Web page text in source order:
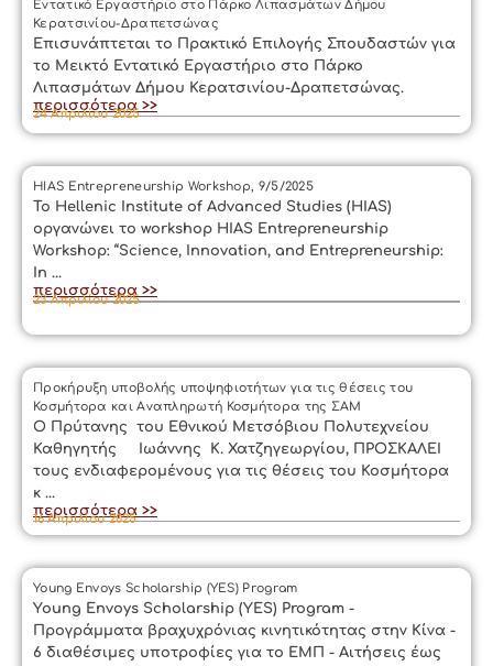
Εντατικό Εργαστήριο στο Πάρκο Λιπασμάτων Δήμου
Κερατσινίου-Δραπετσώνας
Επισυνάπτεται το Πρακτικό Επιλογής Σπουδαστών για
το Μεικτό Εντατικό Εργαστήριο στο Πάρκο
Λιπασμάτων Δήμου Κερατσινίου-Δραπετσώνας.
περισσότερα >>
24 Απριλίου 2025
HIAS Entrepreneurship Workshop, 9/5/2025
Το Hellenic Institute of Advanced Studies (HIAS)
οργανώνει το workshop HIAS Entrepreneurship
Workshop: “Science, Innovation, and Entrepreneurship:
In ...
περισσότερα >>
23 Απριλίου 2025
Προκήρυξη υποβολής υποψηφιοτήτων για τις θέσεις του
Κοσμήτορα και Αναπληρωτή Κοσμήτορα της ΣΑΜ
Ο Πρύτανης του Εθνικού Μετσόβιου Πολυτεχνείου
Καθηγητής Ιωάννης Κ. Χατζηγεωργίου, ΠΡΟΣΚΑΛΕΙ
τους ενδιαφερομένους για τις θέσεις του Κοσμήτορα
κ ...
περισσότερα >>
16 Απριλίου 2025
Young Envoys Scholarship (YES) Program
Young Envoys Scholarship (YES) Program -
Προγράμματα βραχυχρόνιας κινητικότητας στην Κίνα -
6 διαθέσιμες υποτροφίες για το ΕΜΠ - Αιτήσεις έως